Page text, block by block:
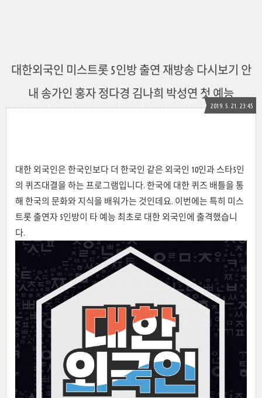
대한외국인 미스트롯 5인방 출연 재방송 다시보기 안
내 송가인 홍자 정다경 김나희 박성연 첫 예능
2019. 5. 21. 23:45
대한 외국인은 한국인보다 더 한국인 같은 외국인 10인과 스타5인
의 퀴즈대결을 하는 프로그램입니다. 한국에 대한 퀴즈 배틀을 통
해 한국의 문화와 지식을 배워가는 것인데요. 이번에는 특히 미스
트롯 출연자 5인방이 타 예능 최초로 대한 외국인에 출격했습니
다.